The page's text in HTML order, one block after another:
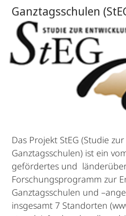
Ganztagsschulen
Das Projekt StEG (Studie
Ganztagsschulen) ist ein
gefördertes und
Forschungsprogramm zur
Ganztagsschulen und
insgesamt 7 Standorten